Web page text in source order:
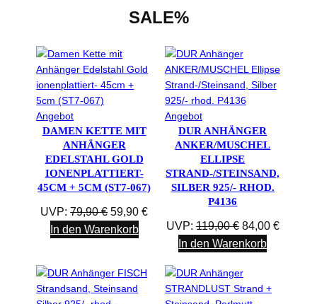
SALE%
AngebotProdukt
im
Angebot
DAMEN KETTE MIT
ANHÄNGER
EDELSTAHL GOLD
IONENPLATTIERT-
45CM + 5CM (ST7-067)
UVP: 79,90€ Ursprünglicher
Preis
59,90€Aktueller
Preis
59,90 €.
In den Warenkorb
AngebotProdukt
im
Angebot
DUR ANHÄNGER
ANKER/MUSCHEL
ELLIPSE
STRAND-/STEINSAND,
SILBER 925/- RHOD.
P4136
UVP: 119,00€ Ursprünglicher
Preis
119,00 €
84,00 €
In den Warenkorb